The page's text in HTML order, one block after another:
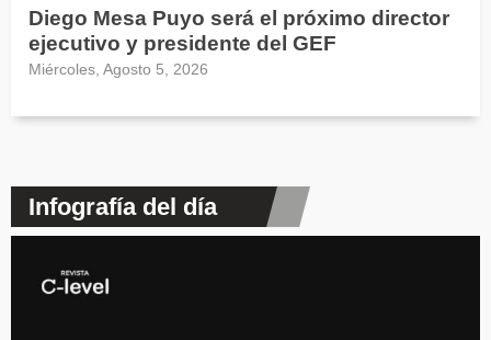
Diego Mesa Puyo será el próximo director
ejecutivo y presidente del GEF
Miércoles, Agosto 5, 2026
Infografía del día